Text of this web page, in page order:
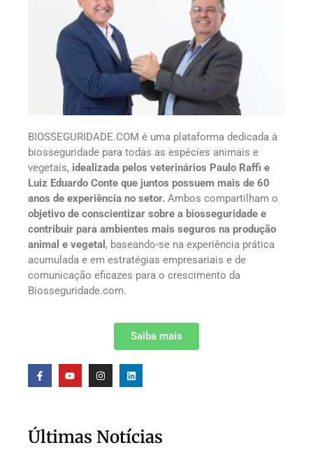
BIOSSEGURIDADE.COM é uma plataforma dedicada à
biosseguridade para todas as espécies animais e
vegetais, idealizada pelos veterinários Paulo Raffi e
Luiz Eduardo Conte que juntos possuem mais de 60
anos de experiência no setor. Ambos compartilham o
objetivo de conscientizar sobre a biosseguridade e
contribuir para ambientes mais seguros na produção
animal e vegetal , baseando-se na experiência prática
acumulada e em estratégias empresariais e de
comunicação eficazes para o crescimento da
Biosseguridade.com.
Saiba mais
Últimas Notícias